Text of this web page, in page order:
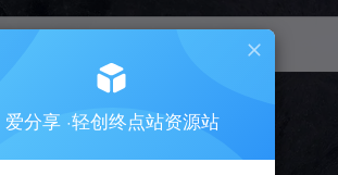
挂机 抖音 小红书 快手
爱分享 ·轻创终点站资源站